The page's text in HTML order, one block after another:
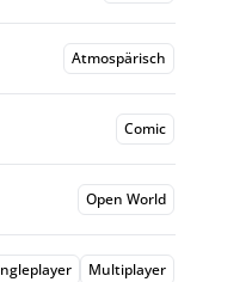
Atmospärisch
Comic
Open World
Multiplayer